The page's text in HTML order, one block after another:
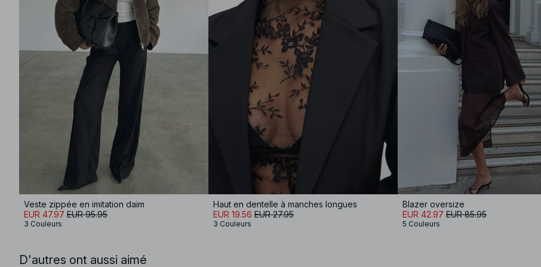
Veste zippée en imitation daim
EUR 47.97 EUR 95.95
3 Couleurs
Haut en dentelle à manches longues
EUR 19.56 EUR 27.95
3 Couleurs
Blazer oversize
EUR 42.97 EUR 85.95
5 Couleurs
D'autres ont aussi aimé